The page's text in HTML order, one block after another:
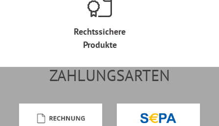
Rechtssichere
Produkte
ZAHLUNGSARTEN